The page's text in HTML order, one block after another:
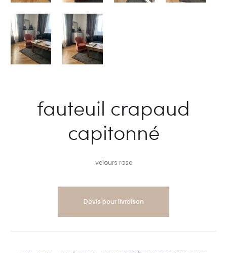
fauteuil crapaud
capitonné
velours rose
Devis pour livraison